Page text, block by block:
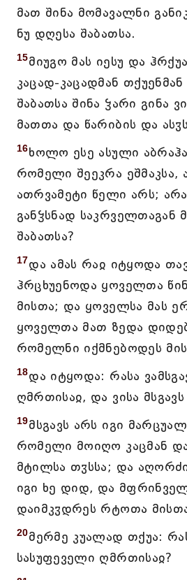
მათ შინა მომავალნი
ნუ დღესა შაბათსა.
15მიუგო მას იესუ და
კაცად-კაცადმან
შაბათსა შინა ჴარი გინა
მათთა და წარიბის და
16ხოლო ესე ასული
რომელი შეეკრა ეშმაკსა,
ათრვამეტი წელი არს;
განჴსნად საკრველთაგან
შაბათსა?
17და ამას რაჲ იტყოდა
ჰრცხუენოდა ყოველთა
მისთა; და ყოველსა მას
ყოველთა მათ ზედა
რომელნი იქმნებოდეს
18და იტყოდა: რასა
ღმრთისაჲ, და ვისა
19მსგავს არს იგი
რომელი მოიღო კაცმან
მტილსა თჳსსა; და
იგი ხე დიდ, და
დაიმკჳდრეს რტოთა
20მერმე კუალად თქუა:
სასუფეველი ღმრთისაჲ?